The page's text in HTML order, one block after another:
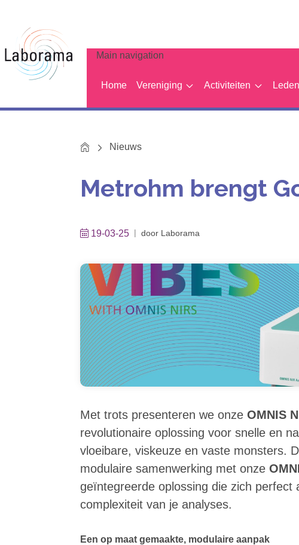
Main navigation
Home Vereniging Activiteiten Leden
HomeNieuws
Metrohm brengt
19-03-25 door Laborama
Met trots presenteren we onzeOMNIS
revolutionaire oplossing voor snelle en
vloeibare, viskeuze en vaste monsters.
modulaire samenwerking met onze
geïntegreerde oplossing die zich
complexiteit van je analyses.
Een op maat gemaakte, modulaire aanpak